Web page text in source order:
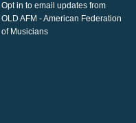
Opt in to email updates from
OLD AFM - American Federation
of Musicians